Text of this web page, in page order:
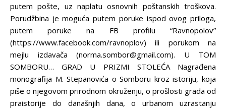
putem pošte, uz naplatu osnovnih poštanskih troškova.
Porudžbina je moguća putem poruke ispod ovog priloga,
putem poruke na FB profilu “Ravnopolov”
(https://www.facebook.com/ravnoplov) ili porukom na
mejlu izdavača (norma.sombor@gmail.com). U TOM
SOMBORU… GRAD U PRIZMI STOLEĆA Nagrađena
monografija M. Stepanovića o Somboru kroz istoriju, koja
piše o njegovom prirodnom okruženju, o prošlosti grada od
praistorije do današnjih dana, o urbanom uzrastanju